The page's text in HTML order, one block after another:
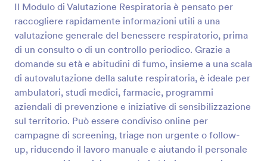
Il Modulo di Valutazione Respiratoria è pensato per
raccogliere rapidamente informazioni utili a una
valutazione generale del benessere respiratorio, prima
di un consulto o di un controllo periodico. Grazie a
domande su età e abitudini di fumo, insieme a una scala
di autovalutazione della salute respiratoria, è ideale per
ambulatori, studi medici, farmacie, programmi
aziendali di prevenzione e iniziative di sensibilizzazione
sul territorio. Può essere condiviso online per
campagne di screening, triage non urgente o follow-
up, riducendo il lavoro manuale e aiutando il personale
Usa Template
Anteprima